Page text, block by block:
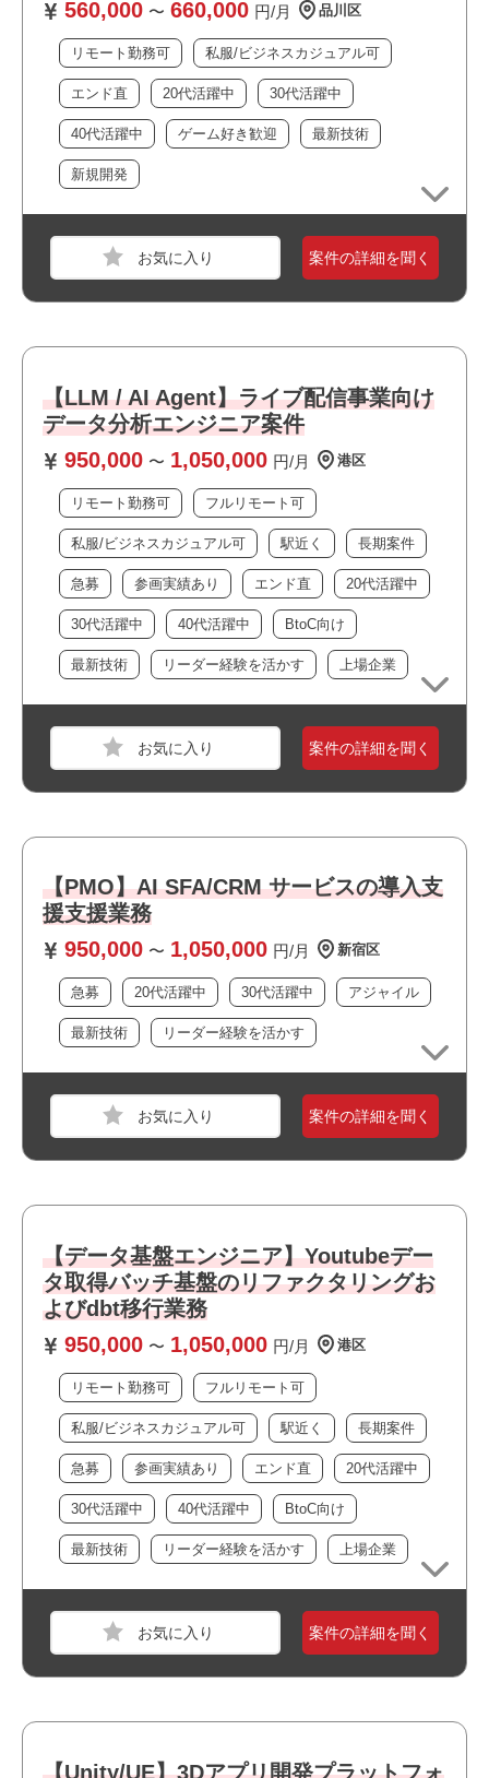
560,000 〜 660,000 円/月 品川区
リモート勤務可 私服/ビジネスカジュアル可
エンド直 20代活躍中 30代活躍中
40代活躍中 ゲーム好き歓迎 最新技術
新規開発
案件の詳細を聞く
【LLM / AI Agent】ライブ配信事業向け
データ分析エンジニア案件
950,000 〜 1,050,000 円/月 港区
リモート勤務可 フルリモート可
私服/ビジネスカジュアル可 駅近く 長期案件
急募 参画実績あり エンド直 20代活躍中
30代活躍中 40代活躍中 BtoC向け
最新技術 リーダー経験を活かす 上場企業
業界
サービス
スキル
Python,SQL,GitHub,Unity,AWS,GCP,MySQL
必須スキル
・Text-to-SQL / RAG型のAI Agentを自力で実装した経験
・実務レベルのSQL（複雑なJOIN・集計・サブクエリを含
む）
・データ構造を読み解き、「AI Agentに何を渡せば正しく
答えるか」を設計できる
※データ基盤をゼロから構築する力までは求めない。
構造を理解し、Agent観点でコンテキスト設計ができるこ
・AI Agent（Claude Code / Cursor 等）を日常業務で使い
こなしている実績
・リモート勤務併用可能です
・フルリモート案件です
・駅近でアクセス良好です
・最新技術に携われます
・上流工程に携われます
・大手企業の案件です
・自社サービスに携われます
・選考スピードの速い案件です
・幅広い年齢層の方が活躍しています
・当社スタッフの参画実績があります
・私服/ビジネスカジュアルでの勤務が可能です
案件の詳細を聞く
【PMO】AI SFA/CRM サービスの導入支
援支援業務
950,000 〜 1,050,000 円/月 新宿区
急募 20代活躍中 30代活躍中 アジャイル
最新技術 リーダー経験を活かす
スキル
Google スプレッドシート,Google ドキュメント,
Googleスライド
・システム開発プロジェクトにおけるPM/PMO経験（3年
以上目安）
事録等を自律的に作成可能）
• ステークホルダー間の調整・合意形成経験
・不確実性への耐性があり、AI特有の試行錯誤（PoC）プ
ロセスを柔軟に管理できる方
・最新のAI技術トレンド（Agentic AI等）への学習意欲が高
い方
・リモート勤務併用可能です
・新規開発に携われます
・最新技術に携われます
・幅広い年齢層の方が活躍しています
案件の詳細を聞く
【データ基盤エンジニア】Youtubeデー
タ取得バッチ基盤のリファクタリングお
よびdbt移行業務
950,000 〜 1,050,000 円/月 港区
リモート勤務可 フルリモート可
私服/ビジネスカジュアル可 駅近く 長期案件
急募 参画実績あり エンド直 20代活躍中
30代活躍中 40代活躍中 BtoC向け
最新技術 リーダー経験を活かす 上場企業
業界
サービス
スキル
Python,SQL,GitHub,Unity,AWS,GCP,MySQL
必須スキル
・Pythonバッチ開発経験
(スクレイピング系の開発経験があれば意向上がります)
・GitHubを利用した開発経験
・リモート勤務併用可能です
・大手企業の案件です
・自社サービスに携われます
・当社スタッフの参画実績があります
案件の詳細を聞く
【Unity/UE】3Dアプリ開発プラットフォ
職種
プログラマ
業界
電機・精密機械
スキル
C++,UE4,Unity,UNIX/Linux
必須スキル
・ゲームエンジン（Unity, Unreal Engine, Godotいずれ
か）での開発経験
おすすめポイント
・リモート勤務併用可能です
・駅近でアクセス良好です
・オフィスは綺麗で快適な環境です
・最新技術に携われます
・新規開発に携われます
職種
サーバーエンジニア
P,Windows,macOS,Docker